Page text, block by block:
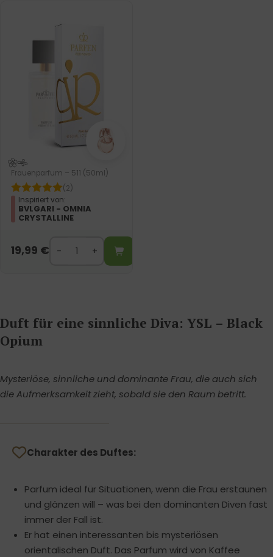
Frauenparfum – 511 (50ml)
(2)
Inspiriert von:
BVLGARI - OMNIA
CRYSTALLINE
19,99 €
Duft für eine sinnliche Diva: YSL – Black
Opium
Mysteriöse, sinnliche und dominante Frau, die auch sich
die Aufmerksamkeit zieht, sobald sie den Raum betritt.
Charakter des Duftes:
Parfum ideal für Situationen, wenn die Frau erstaunen
und glänzen will – was bei den dominanten Diven fast
immer der Fall ist.
Er hat einen interessanten bis mysteriösen
orientalischen Duft. Das Parfum wird von Kaffee